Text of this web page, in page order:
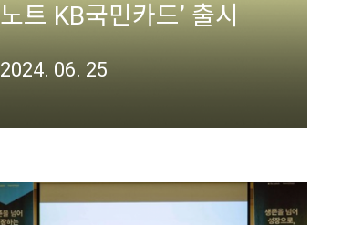
노트 KB국민카드’ 출시
2024. 06. 25